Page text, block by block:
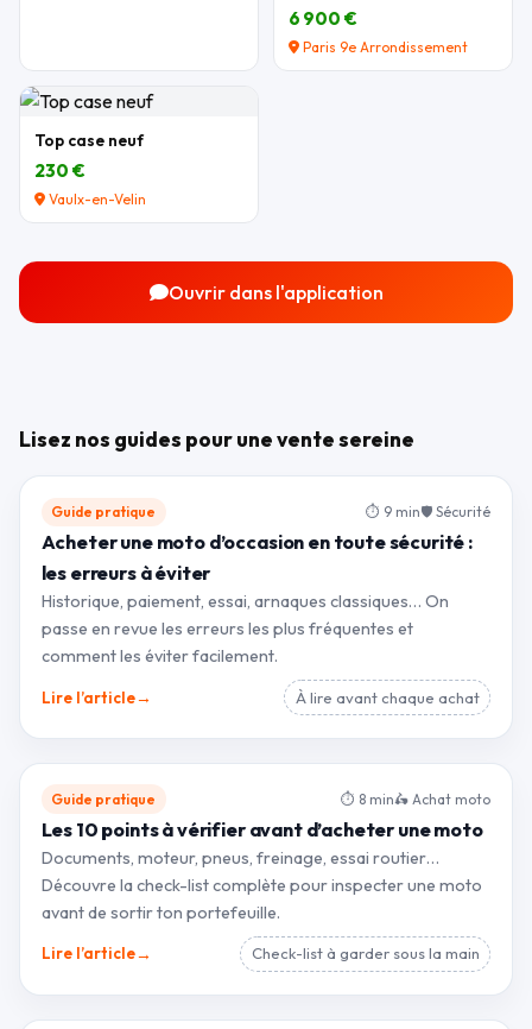
6 900 €
Paris 9e Arrondissement
Top case neuf
230 €
Vaulx-en-Velin
Ouvrir dans l'application
Lisez nos guides pour une vente sereine
Guide pratique ⏱ 9 min🛡 Sécurité
Acheter une moto d’occasion en toute sécurité :
les erreurs à éviter
Historique, paiement, essai, arnaques classiques… On
passe en revue les erreurs les plus fréquentes et
comment les éviter facilement.
Lire l’article→ À lire avant chaque achat
Guide pratique ⏱ 8 min🛵 Achat moto
Les 10 points à vérifier avant d’acheter une moto
Documents, moteur, pneus, freinage, essai routier…
Découvre la check-list complète pour inspecter une moto
avant de sortir ton portefeuille.
Lire l’article→ Check-list à garder sous la main